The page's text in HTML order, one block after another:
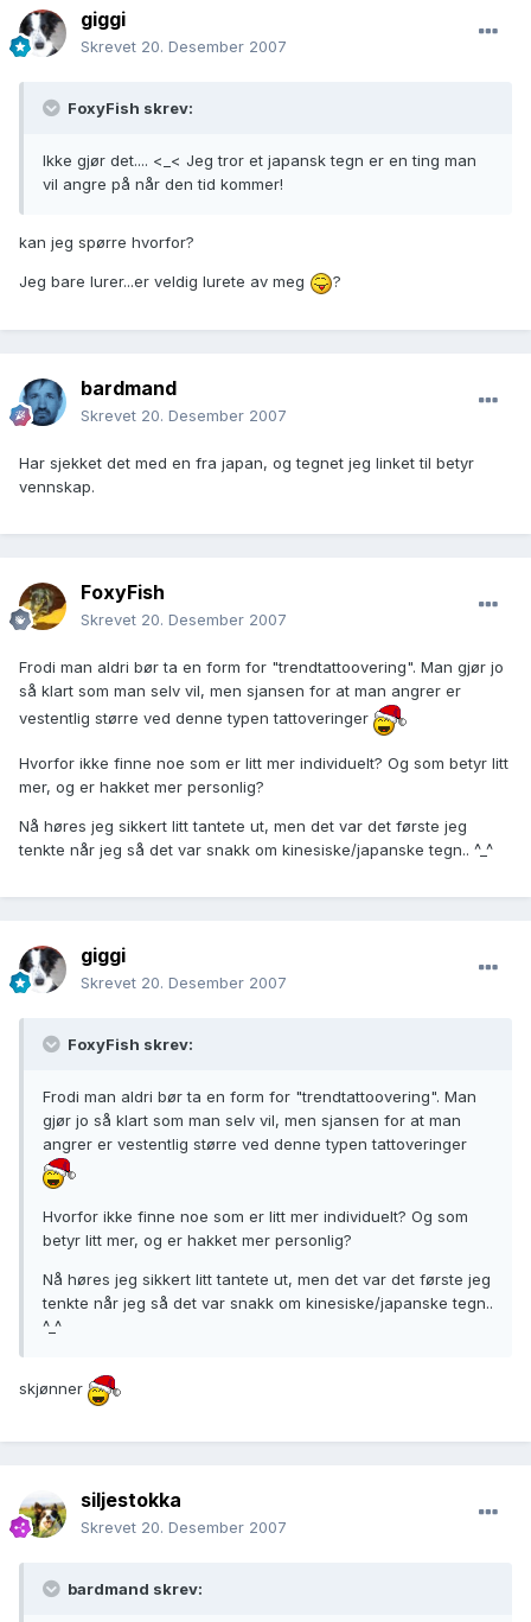
giggi
Skrevet 20. Desember 2007
FoxyFish skrev:
Ikke gjør det.... <_< Jeg tror et japansk tegn er en ting man
vil angre på når den tid kommer!
kan jeg spørre hvorfor?
Jeg bare lurer...er veldig lurete av meg ?
bardmand
Skrevet 20. Desember 2007
Har sjekket det med en fra japan, og tegnet jeg linket til betyr
vennskap.
FoxyFish
Skrevet 20. Desember 2007
Frodi man aldri bør ta en form for "trendtattoovering". Man gjør jo
så klart som man selv vil, men sjansen for at man angrer er
vestentlig større ved denne typen tattoveringer
Hvorfor ikke finne noe som er litt mer individuelt? Og som betyr litt
mer, og er hakket mer personlig?
Nå høres jeg sikkert litt tantete ut, men det var det første jeg
tenkte når jeg så det var snakk om kinesiske/japanske tegn.. ^_^
giggi
Skrevet 20. Desember 2007
FoxyFish skrev:
Frodi man aldri bør ta en form for "trendtattoovering". Man
gjør jo så klart som man selv vil, men sjansen for at man
angrer er vestentlig større ved denne typen tattoveringer
Hvorfor ikke finne noe som er litt mer individuelt? Og som
betyr litt mer, og er hakket mer personlig?
Nå høres jeg sikkert litt tantete ut, men det var det første jeg
tenkte når jeg så det var snakk om kinesiske/japanske tegn..
^_^
skjønner
siljestokka
Skrevet 20. Desember 2007
bardmand skrev: